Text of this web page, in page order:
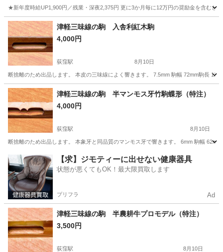
★新年度時給UP1,900円／残業・深夜2,375円 更に3か月毎に12万円の奨励金を含む
神奈川 藤沢市 その他
津軽三味線の駒 入舎利紅木駒
4,000円
荻窪駅 8月10日
断捨離のため出品します。 本皮の三味線によく響きます。 7.5mm 駒幅 72mm駒長
東京 杉並区 荻窪駅 弦楽器、ギター 紅木
津軽三味線の駒 半マンモス牙竹駒蝶形（特注）
4,000円
荻窪駅 8月10日
断捨離のため出品します。 本象牙と同品質のマンモス牙で響きます。 6mm 駒幅
東京 杉並区 荻窪駅 弦楽器、ギター マンモス
【求】ジモティーに出せない健康器具
状態が悪くてもOK！最大限買取します
プリフラ Ad
津軽三味線の駒 半農耕牛プロモデル（特注）
3,500円
荻窪駅 8月10日